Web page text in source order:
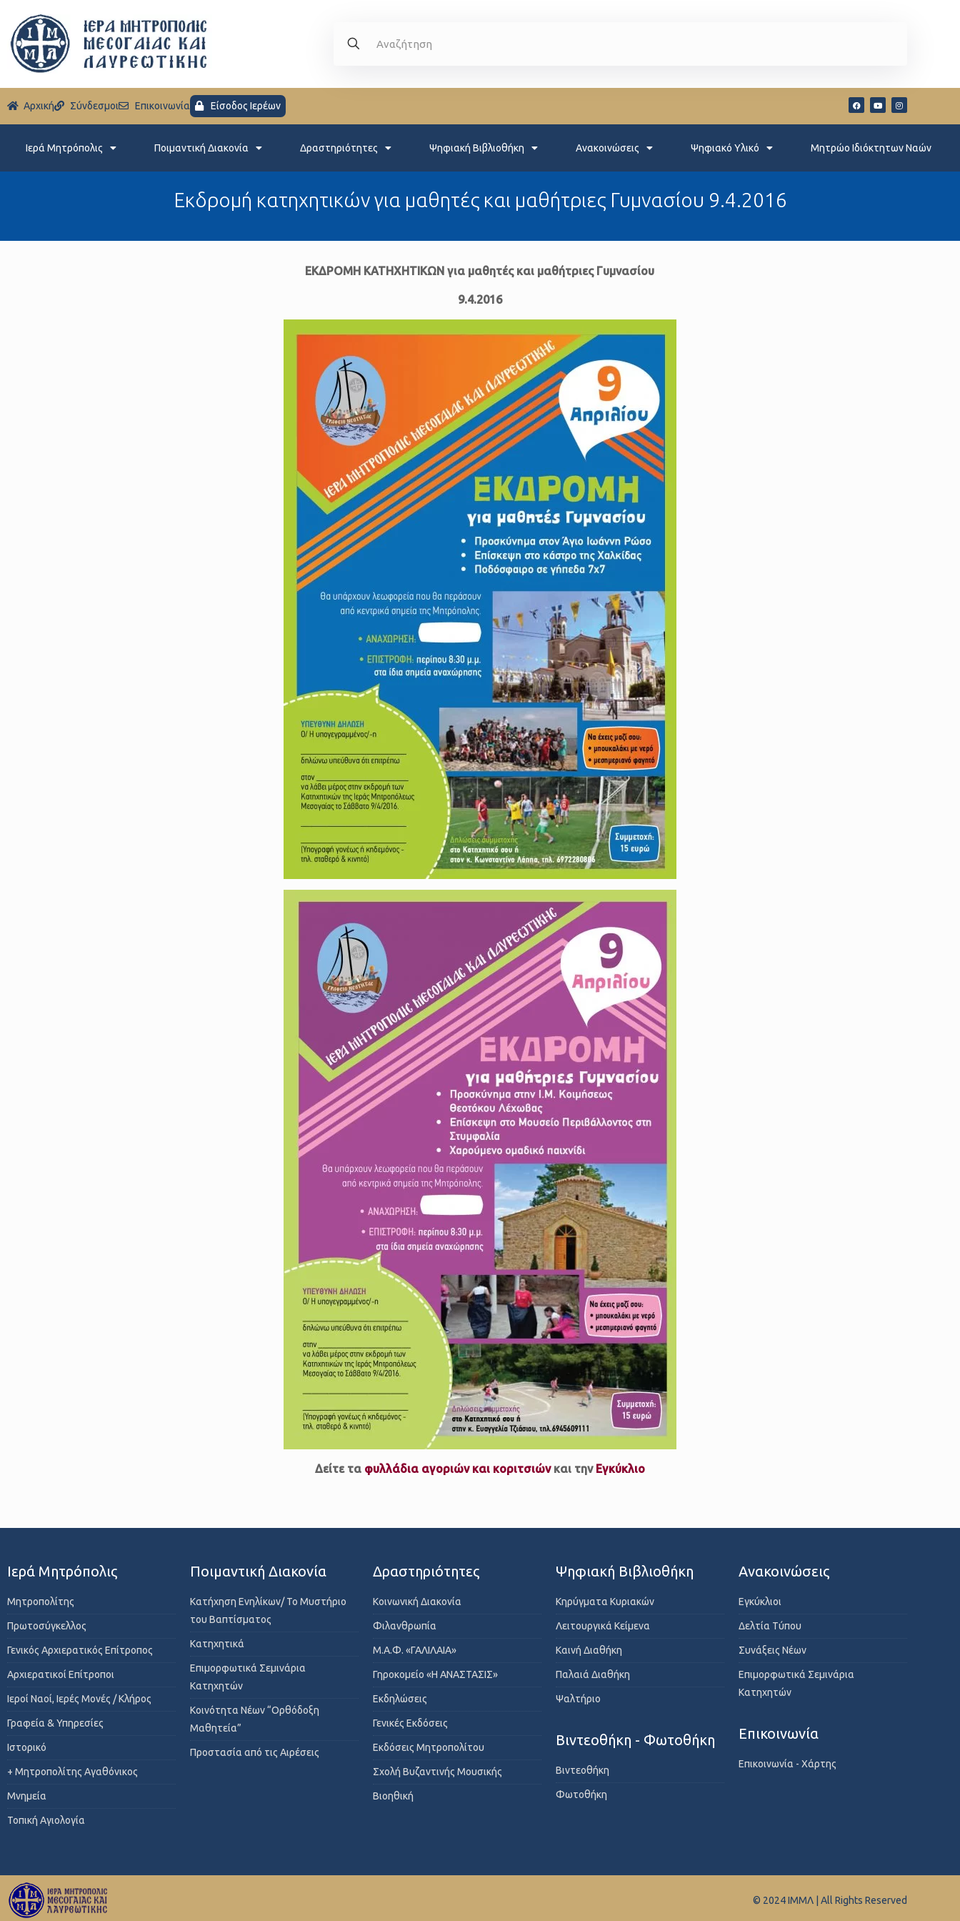
Aρχική Σύνδεσμοι Eπικοινωνία Είσοδος Ιερέων
Ιερά Μητρόπολις Ποιμαντική Διακονία Δραστηριότητες Ψηφιακή Βιβλιοθήκη Ανακοινώσεις Ψηφιακό Υλικό Μητρώο Ιδιόκτητων Ναών
Eκδρομή κατηχητικών για μαθητές και μαθήτριες Γυμνασίου 9.4.2016
ΕΚΔΡΟΜΗ ΚΑΤΗΧΗΤΙΚΩΝ για μαθητές και μαθήτριες Γυμνασίου
9.4.2016
Δείτε τα φυλλάδια αγοριών και κοριτσιώνκαι την Εγκύκλιο
Ιερά Μητρόπολις
Μητροπολίτης
Πρωτοσύγκελλος
Γενικός Αρχιερατικός Επίτροπος
Αρχιερατικοί Επίτροποι
Ιεροί Ναοί, Ιερές Μονές / Κλήρος
Γραφεία & Υπηρεσίες
Ιστορικό
+ Μητροπολίτης Αγαθόνικος
Μνημεία
Τοπική Αγιολογία
Ποιμαντική Διακονία
Κατήχηση Ενηλίκων/ Το Μυστήριο
του Βαπτίσματος
Κατηχητικά
Επιμορφωτικά Σεμινάρια
Κατηχητών
Κοινότητα Νέων “Ορθόδοξη
Μαθητεία”
Προστασία από τις Αιρέσεις
Δραστηριότητες
Κοινωνική Διακονία
Φιλανθρωπία
Μ.Α.Φ. «ΓΑΛΙΛΑΙΑ»
Γηροκομείο «Η ΑΝΑΣΤΑΣΙΣ»
Εκδηλώσεις
Γενικές Εκδόσεις
Εκδόσεις Μητροπολίτου
Σχολή Βυζαντινής Μουσικής
Βιοηθική
Ψηφιακή Βιβλιοθήκη
Κηρύγματα Κυριακών
Λειτουργικά Κείμενα
Καινή Διαθήκη
Παλαιά Διαθήκη
Ψαλτήριο
Βιντεοθήκη - Φωτοθήκη
Βιντεοθήκη
Φωτοθήκη
Ανακοινώσεις
Εγκύκλιοι
Δελτία Τύπου
Συνάξεις Νέων
Επιμορφωτικά Σεμινάρια
Κατηχητών
Επικοινωνία
Επικοινωνία - Χάρτης
© 2024 ΙΜΜΛ | All Rights Reserved